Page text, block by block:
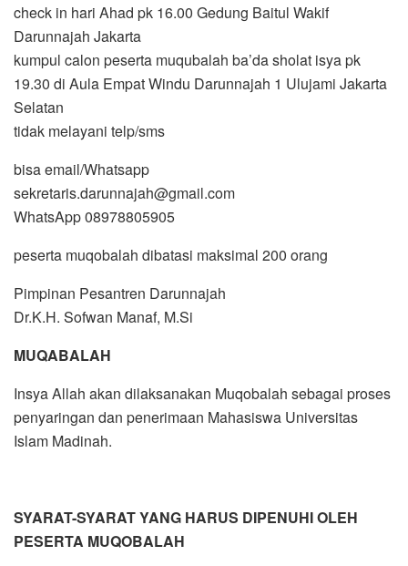
check in hari Ahad pk 16.00 Gedung Baitul Wakif
Darunnajah Jakarta
kumpul calon peserta muqubalah ba’da sholat isya pk
19.30 di Aula Empat Windu Darunnajah 1 Ulujami Jakarta
Selatan
tidak melayani telp/sms
bisa email/Whatsapp
sekretaris.darunnajah@gmail.com
WhatsApp 08978805905
peserta muqobalah dibatasi maksimal 200 orang
Pimpinan Pesantren Darunnajah
Dr.K.H. Sofwan Manaf, M.Si
MUQABALAH
Insya Allah akan dilaksanakan Muqobalah sebagai proses
penyaringan dan penerimaan Mahasiswa Universitas
Islam Madinah.
SYARAT-SYARAT YANG HARUS DIPENUHI OLEH
PESERTA MUQOBALAH